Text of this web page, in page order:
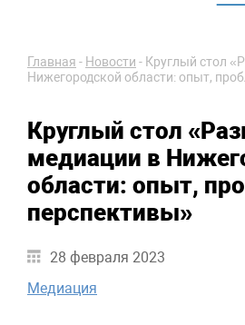
Главная - Новости - Круглый стол
Нижегородской области: опыт,
Круглый стол
медиации в
области: опыт,
перспективы»
28 февраля 2023
Медиация